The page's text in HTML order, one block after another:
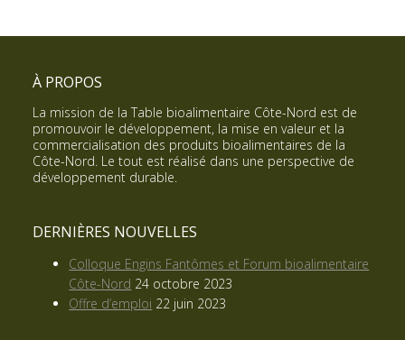
À PROPOS
La mission de la Table bioalimentaire Côte-Nord est de
promouvoir le développement, la mise en valeur et la
commercialisation des produits bioalimentaires de la
Côte-Nord. Le tout est réalisé dans une perspective de
développement durable.
DERNIÈRES NOUVELLES
Colloque Engins Fantômes et Forum bioalimentaire
Côte-Nord 24 octobre 2023
Offre d’emploi 22 juin 2023